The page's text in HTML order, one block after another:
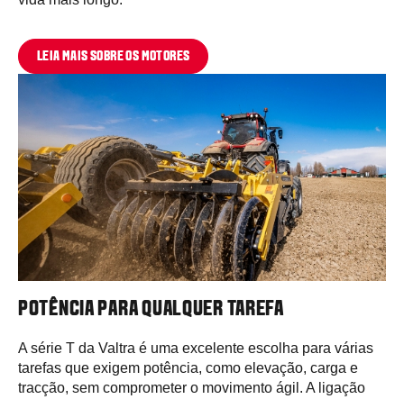
LEIA MAIS SOBRE OS MOTORES
POTÊNCIA PARA QUALQUER TAREFA
A série T da Valtra é uma excelente escolha para várias
tarefas que exigem potência, como elevação, carga e
tracção, sem comprometer o movimento ágil. A ligação